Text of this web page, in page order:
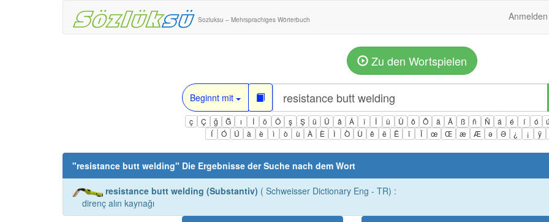
Sozluksu – Mehrsprachiges Wörterbuch Anmelden
Zu den Wortspielen
Beginnt mit
ç Ç ğ Ğ ı İ ö Ö ş Ş ü Ü â Â î Î û Û ô Ô ä Ä ß ñ Ñ á é í ó ú
Í
Ó Ú à è ì ò ù À È Ì Ò Ù ê ë Ë ï Ï œ Œ æ Æ ə Ə ¿ ¡ ÿ
"resistance butt welding" Die Ergebnisse der Suche nach dem Wort
resistance butt welding (Substantiv) ( Schweisser Dictionary Eng - TR) :
direnç alın kaynağı